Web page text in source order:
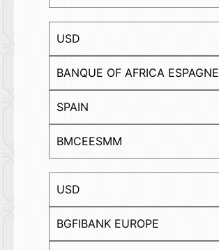
USD
BANQUE OF AFRICA ESPAGNE
SPAIN
BMCEESMM
USD
BGFIBANK EUROPE